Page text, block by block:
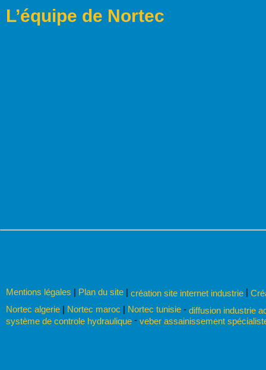
L’équipe de Nortec
Mentions légales | Plan du site | création site internet industrie |
Nortec algerie | Nortec maroc | Nortec tunisie - diffusion industrie
système de controle hydraulique - veber assainissement